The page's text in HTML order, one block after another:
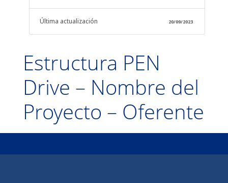
Última actualización 20/09/2023
Estructura PEN
Drive – Nombre del
Proyecto – Oferente